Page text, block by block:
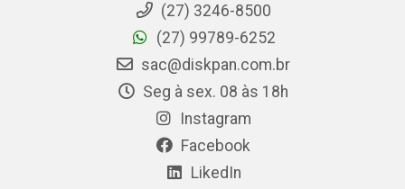
(27) 3246-8500
(27) 99789-6252
sac@diskpan.com.br
Seg à sex. 08 às 18h
Instagram
Facebook
LikedIn